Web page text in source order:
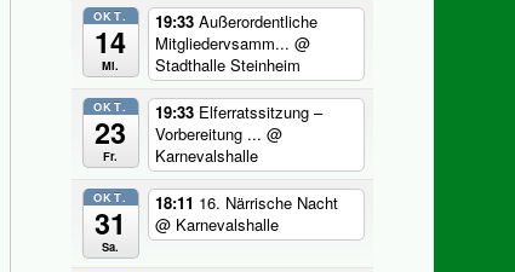
OKT.
14
Mi.
19:33 Außerordentliche
Mitgliedervsamm... @
Stadthalle Steinheim
OKT.
23
Fr.
19:33 Elferratssitzung –
Vorbereitung ... @
Karnevalshalle
OKT.
31
Sa.
18:11 16. Närrische Nacht
@ Karnevalshalle